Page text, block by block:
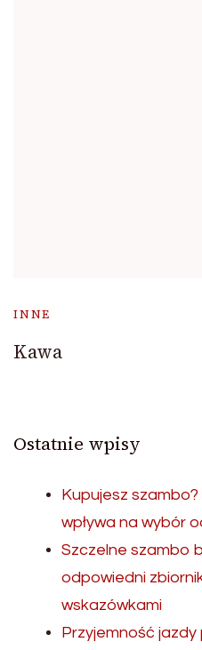
INNE
Kawa
Ostatnie wpisy
Kupujesz
wpływa na wybór
Szczelne szambo
odpowiedni
wskazówkami
Przyjemność